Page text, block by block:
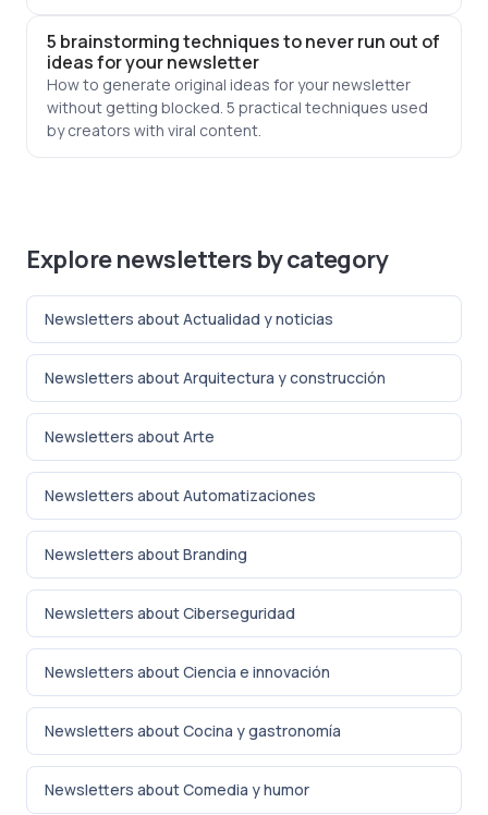
5 brainstorming techniques to never run out of
ideas for your newsletter
How to generate original ideas for your newsletter
without getting blocked. 5 practical techniques used
by creators with viral content.
Explore newsletters by category
Newsletters about Actualidad y noticias
Newsletters about Arquitectura y construcción
Newsletters about Arte
Newsletters about Automatizaciones
Newsletters about Branding
Newsletters about Ciberseguridad
Newsletters about Ciencia e innovación
Newsletters about Cocina y gastronomía
Newsletters about Comedia y humor